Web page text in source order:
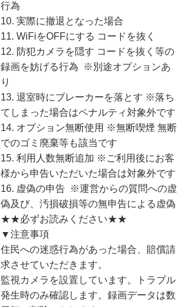
行為
10. 実際に撤退となった場合
11. WiFiをOFFにする コードを抜く
12. 防犯カメラを隠す コードを抜く等の
録画を妨げる行為 ※別途オプションあ
り
13. 退室時にブレーカーを落とす ※落ち
てしまった場合はペナルティ対象外です
14. オプション無断使用 ※無断喫煙 無断
でのゴミ廃棄等も該当です
15. 利用人数無断追加 ※ご利用後にお客
様から申告いただいた場合は対象外です
16. 虚偽の申告 ※運営からの質問への虚
偽及び、汚損破損等の無申告による虚偽
★★必ずお読みください★★
▼注意事項
住民への迷惑行為があった場合、賠償請
求させていただきます。
監視カメラを設置しています。トラブル
発生時のみ確認します。録画データは数